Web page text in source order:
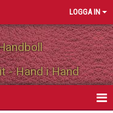
LOGGA IN
- Hand i Hand